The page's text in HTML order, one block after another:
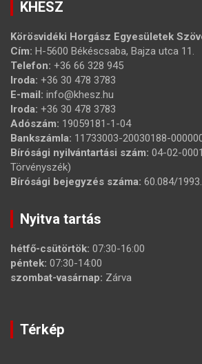
KHESZ
Körösvidéki Horgász Egyesületek
Cím: H-5600 Békéscsaba, Bajza utca 11.
Telefon: +36 66 328 945
Iroda: +36 30 478 3783
E-mail: info@khesz.hu
Iroda: +36 30 478 3783
Adószám: 19059181-1-04
Bankszámla: 11733003-20030188-
Bírósági nyilvántartási szám: 04-02-
Törvényszék)
Bírósági bejegyzés száma: 60.084/1993.
Nyitva tartás
hétfő-csütörtök: 07:30-16:00
péntek: 07:30-14:00
szombat-vasárnap: Zárva
Térkép